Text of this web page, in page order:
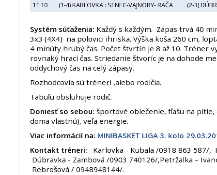
11:10
(1-4) KARLOVKA : SENEC-VAJNORY- RAČA (2-3)
Systém súťaženia: Každý s každým. Zápas trvá 40
3x3 (4X4) na polovici ihriska. Výška koša 260 cm,
4 minúty hrubý čas. Počet štvrtín je 8 až 10. Tréner
rovnaký hrací čas. Striedanie štvoríc je na dohode
oddychový čas na celý zápasy.
Rozhodcovia sú tréneri ,alebo rodičia.
Tabuľu obsluhuje rodič.
Doniesť so sebou: športové oblečenie, fľašu na
doma vlastnú), veľa energie.
Viac informácií na: MINIBASKET LIGA 3. kolo
Kontakt tréneri:
Karlovka - Kubala /0918 863 587/,
Dúbravka - Zambová /0903 740126/,Petržalka –
Rebrošová / 0948948144/.